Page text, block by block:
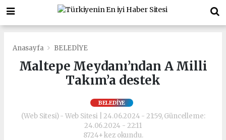
Anasayfa BELEDİYE
Maltepe Meydanı’ndan A Milli
Takım’a destek
BELEDİYE
(Web Sitesi) - Web Sitesi | 24.06.2024 - 21:59, Güncelleme:
24.06.2024 - 22:11
8724+ kez okundu.